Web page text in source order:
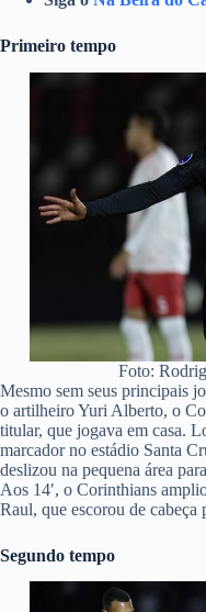
Primeiro tempo
Foto:
Mesmo sem seus principais
o artilheiro Yuri Alberto, o
titular, que jogava em casa.
marcador no estádio Santa
deslizou na pequena área
Aos 14′, o Corinthians
Raul, que escorou de cabeça
Segundo tempo